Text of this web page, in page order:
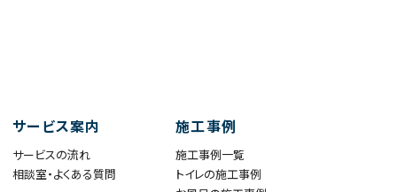
サービス案内
サービスの流れ
相談室・よくある質問
施工事例
施工事例一覧
トイレの施工事例